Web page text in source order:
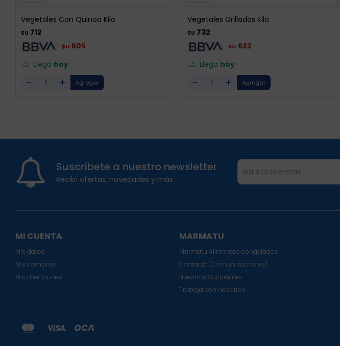
Vegetales Con Quinoa Kilo
$U 712
$U 605
Llega hoy
- +
Vegetales Grillados Kilo
$U 732
$U 622
Llega hoy
- +
Suscríbete a nuestro newsletter
Recibí ofertas, novedades y más
MI CUENTA
Mis datos
Mis compras
Mis direcciones
MARMATU
Marmatu Alimentos congelados
Contacto (Comunicaciones)
Nuestras Sucursales
Trabaja con nosotros